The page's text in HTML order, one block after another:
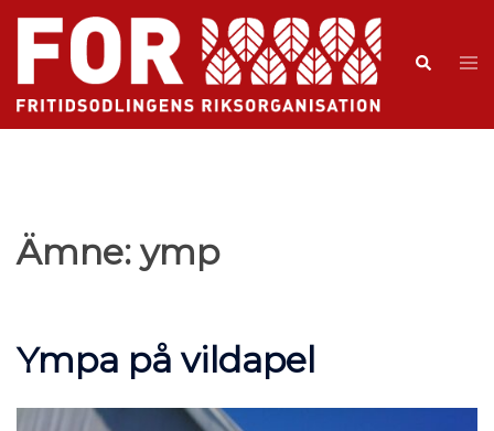
Ämne: ymp
Ympa på vildapel